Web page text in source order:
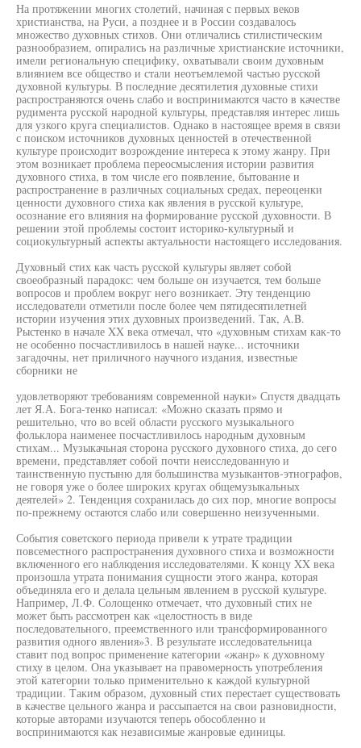
На протяжении многих столетий, начиная с первых веков
христианства, на Руси, а позднее и в России создавалось
множество духовных стихов. Они отличались стилистическим
разнообразием, опирались на различные христианские источники,
имели региональную специфику, охватывали своим духовным
влиянием все общество и стали неотъемлемой частью русской
духовной культуры. В последние десятилетия духовные стихи
распространяются очень слабо и воспринимаются часто в качестве
рудимента русской народной культуры, представляя интерес лишь
для узкого круга специалистов. Однако в настоящее время в связи
с поиском источников духовных ценностей в отечественной
культуре происходит возрождение интереса к этому жанру. При
этом возникает проблема переосмысления истории развития
духовного стиха, в том числе его появление, бытование и
распространение в различных социальных средах, переоценки
ценности духовного стиха как явления в русской культуре,
осознание его влияния на формирование русской духовности. В
решении этой проблемы состоит историко-культурный и
социокультурный аспекты актуальности настоящего исследования.
Духовный стих как часть русской культуры являет собой
своеобразный парадокс: чем больше он изучается, тем больше
вопросов и проблем вокруг него возникает. Эту тенденцию
исследователи отметили после более чем пятидесятилетней
истории изучения этих духовных произведений. Так, A.B.
Рыстенко в начале XX века отмечал, что «духовным стихам как-то
не особенно посчастливилось в нашей науке... источники
загадочны, нет приличного научного издания, известные
сборники не
удовлетворяют требованиям современной науки» Спустя двадцать
лет Я.А. Бога-тенко написал: «Можно сказать прямо и
решительно, что во всей области русского музыкального
фольклора наименее посчастливилось народным духовным
стихам... Музыкачьная сторона русского духовного стиха, до сего
времени, представляет собой почти неисследованную и
таинственную пустыню для большинства музыкантов-этнографов,
не говоря уже о более широких кругах общемузыкальных
деятелей» 2. Тенденция сохранилась до сих пор, многие вопросы
по-прежнему остаются слабо или совершенно неизученными.
События советского периода привели к утрате традиции
повсеместного распространения духовного стиха и возможности
включенного его наблюдения исследователями. К концу XX века
произошла утрата понимания сущности этого жанра, которая
объединяла его и делала цельным явлением в русской культуре.
Например, Л.Ф. Солощенко отмечает, что духовный стих не
может быть рассмотрен как «целостность в виде
последовательного, преемственного или трансформированного
развития одного явления»3. В результате исследовательница
ставит под вопрос применение категории «жанр» к духовному
стиху в целом. Она указывает на правомерность употребления
этой категории только применительно к каждой культурной
традиции. Таким образом, духовный стих перестает существовать
в качестве цельного жанра и рассыпается на свои разновидности,
которые авторами изучаются теперь обособленно и
воспринимаются как независимые жанровые единицы.